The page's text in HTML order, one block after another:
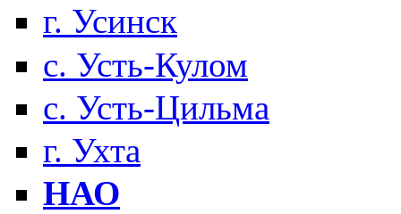
г. Усинск
с. Усть-Кулом
с. Усть-Цильма
г. Ухта
НАО